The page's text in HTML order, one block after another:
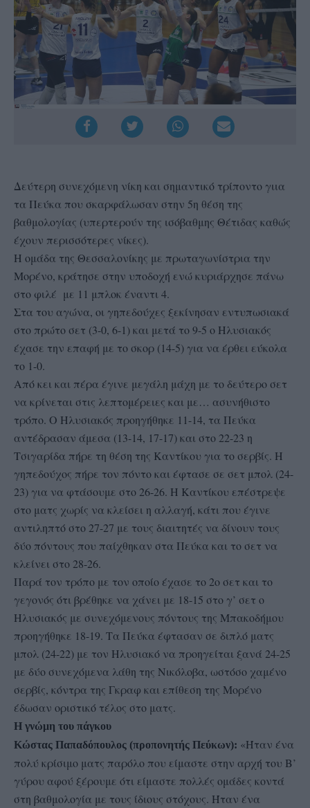
Δεύτερη συνεχόμενη νίκη και σημαντικό τρίποντο γιια
τα Πεύκα που σκαρφάλωσαν στην 5η θέση της
βαθμολογίας (υπερτερούν της ισόβαθμης Θέτιδας καθώς
έχουν περισσότερες νίκες).
Η ομάδα της Θεσσαλονίκης με πρωταγωνίστρια την
Μορένο, κράτησε στην υποδοχή ενώ κυριάρχησε πάνω
στο φιλέ με 11 μπλοκ έναντι 4.
Στα του αγώνα, οι γηπεδούχες ξεκίνησαν εντυπωσιακά
στο πρώτο σετ (3-0, 6-1) και μετά το 9-5 ο Ηλυσιακός
έχασε την επαφή με το σκορ (14-5) για να έρθει εύκολα
το 1-0.
Από κει και πέρα έγινε μεγάλη μάχη με το δεύτερο σετ
να κρίνεται στις λεπτομέρειες και με… ασυνήθιστο
τρόπο. Ο Ηλυσιακός προηγήθηκε 11-14, τα Πεύκα
αντέδρασαν άμεσα (13-14, 17-17) και στο 22-23 η
Τσιγαρίδα πήρε τη θέση της Καντίκου για το σερβίς. Η
γηπεδούχος πήρε τον πόντο και έφτασε σε σετ μπολ (24-
23) για να φτάσουμε στο 26-26. Η Καντίκου επέστρεψε
στο ματς χωρίς να κλείσει η αλλαγή, κάτι που έγινε
αντιληπτό στο 27-27 με τους διαιτητές να δίνουν τους
δύο πόντους που παίχθηκαν στα Πεύκα και το σετ να
κλείνει στο 28-26.
Παρά τον τρόπο με τον οποίο έχασε το 2ο σετ και το
γεγονός ότι βρέθηκε να χάνει με 18-15 στο γ’ σετ ο
Ηλυσιακός με συνεχόμενους πόντους της Μπακοδήμου
προηγήθηκε 18-19. Τα Πεύκα έφτασαν σε διπλό ματς
μπολ (24-22) με τον Ηλυσιακό να προηγείται ξανά 24-25
με δύο συνεχόμενα λάθη της Νικόλοβα, ωστόσο χαμένο
σερβίς, κόντρα της Γκραφ και επίθεση της Μορένο
έδωσαν οριστικό τέλος στο ματς.
Η γνώμη του πάγκου
Κώστας Παπαδόπουλος (προπονητής Πεύκων): «Ήταν ένα
πολύ κρίσιμο ματς παρόλο που είμαστε στην αρχή του Β’
γύρου αφού ξέρουμε ότι είμαστε πολλές ομάδες κοντά
στη βαθμολογία με τους ίδιους στόχους. Ήταν ένα